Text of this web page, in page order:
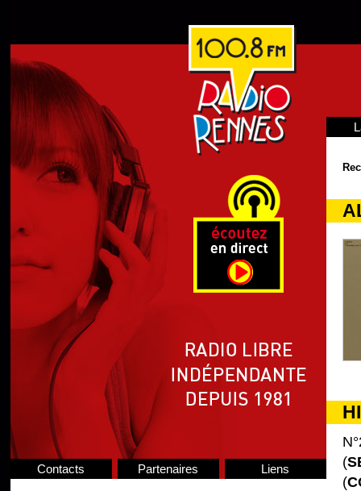
Contacts Partenaires Liens
(
(